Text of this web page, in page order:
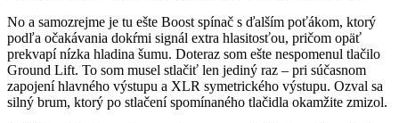
No a samozrejme je tu ešte Boost spínač s ďalším poťákom, ktorý
podľa očakávania dokŕmi signál extra hlasitosťou, pričom opäť
prekvapí nízka hladina šumu. Doteraz som ešte nespomenul tlačilo
Ground Lift. To som musel stlačiť len jediný raz – pri súčasnom
zapojení hlavného výstupu a XLR symetrického výstupu. Ozval sa
silný brum, ktorý po stlačení spomínaného tlačidla okamžite zmizol.